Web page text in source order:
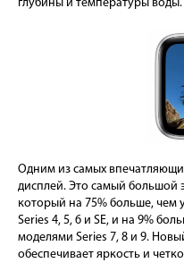
глубины и температуры воды.
Одним из самых
дисплей. Это самый большой
который на 75% больше, чем
Series 4, 5, 6 и SE, и на 9%
моделями Series 7, 8 и 9.
обеспечивает яркость и